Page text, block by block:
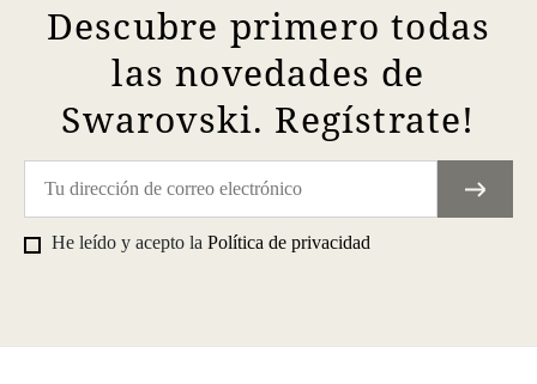
Descubre primero todas
las novedades de
Swarovski. Regístrate!
He leído y acepto la Política de privacidad